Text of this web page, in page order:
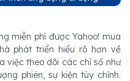
miễn phí được Yahoo! mua
phát triển hiểu rõ hơn về
việc theo dõi các chỉ số như
phiên, sự kiện tùy chỉnh.